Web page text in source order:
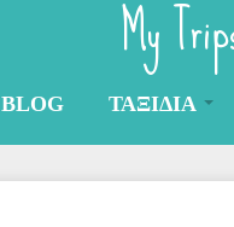
My
BLOG ΤΑΞΙΔΙΑ